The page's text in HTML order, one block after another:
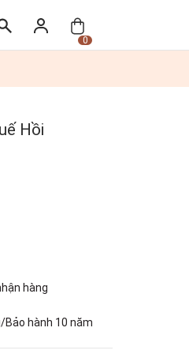
0
Hồi
hàng
Bảo hành 10 năm